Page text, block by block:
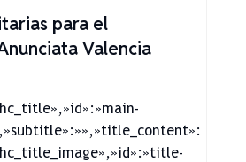
para el
Valencia